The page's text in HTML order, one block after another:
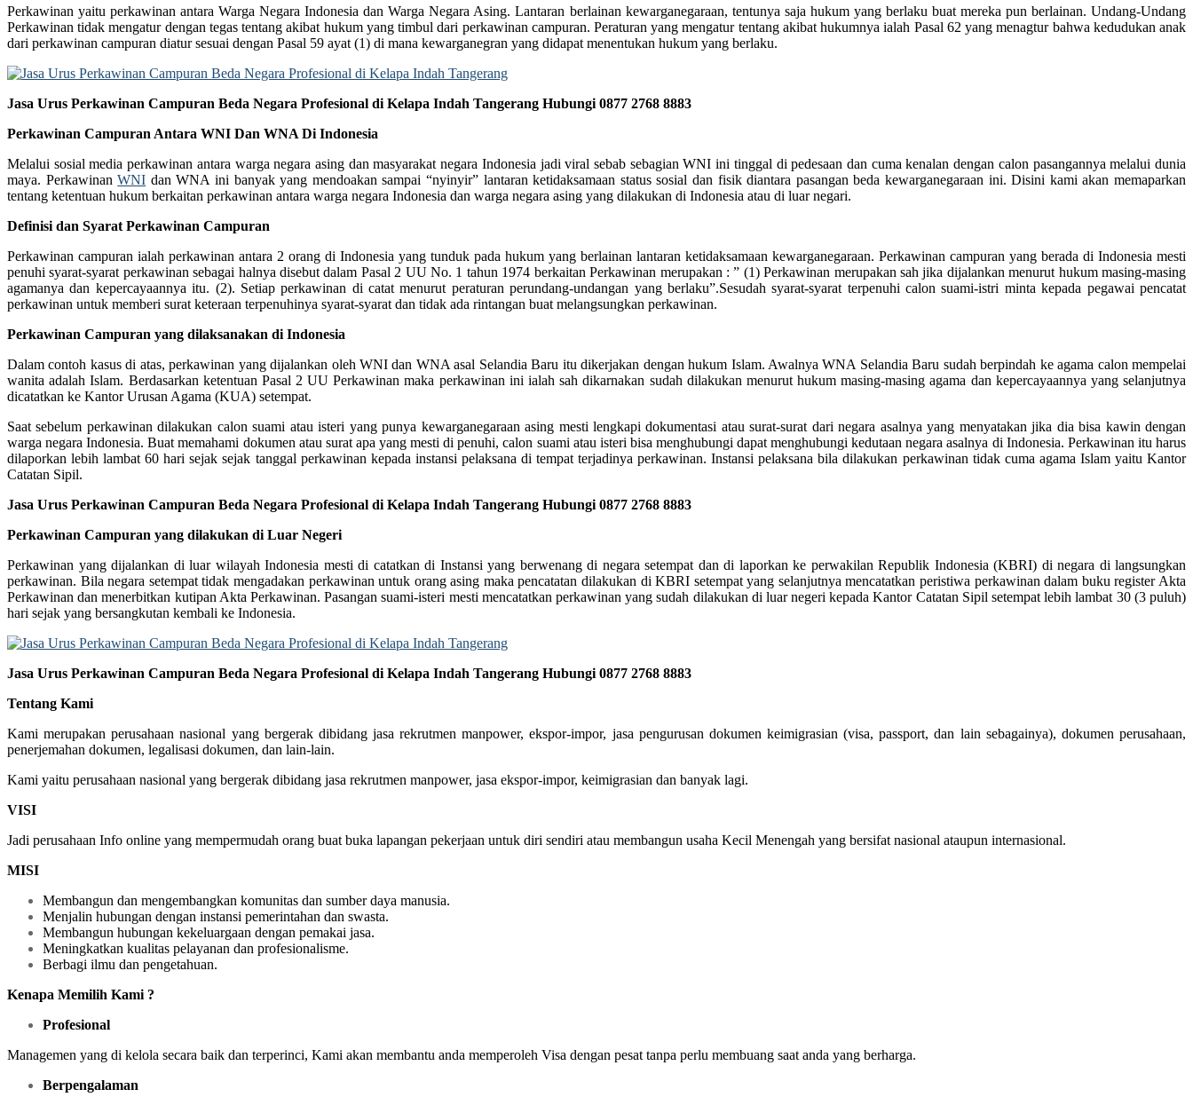
Perkawinan yaitu perkawinan antara Warga Negara Indonesia dan Warga Negara Asing. Lantaran berlainan kewarganegaraan, tentunya saja hukum yang berlaku buat mereka pun berlainan. Undang-Undang
Perkawinan tidak mengatur dengan tegas tentang akibat hukum yang timbul dari perkawinan campuran. Peraturan yang mengatur tentang akibat hukumnya ialah Pasal 62 yang menagtur bahwa kedudukan anak
dari perkawinan campuran diatur sesuai dengan Pasal 59 ayat (1) di mana kewarganegran yang didapat menentukan hukum yang berlaku.
Jasa Urus Perkawinan Campuran Beda Negara Profesional di Kelapa Indah Tangerang Hubungi 0877 2768 8883
Perkawinan Campuran Antara WNI Dan WNA Di Indonesia
Melalui sosial media perkawinan antara warga negara asing dan masyarakat negara Indonesia jadi viral sebab sebagian WNI ini tinggal di pedesaan dan cuma kenalan dengan calon pasangannya melalui dunia
maya. PerkawinanWNI dan WNA ini banyak yang mendoakan sampai “nyinyir” lantaran ketidaksamaan status sosial dan fisik diantara pasangan beda kewarganegaraan ini. Disini kami akan memaparkan
tentang ketentuan hukum berkaitan perkawinan antara warga negara Indonesia dan warga negara asing yang dilakukan di Indonesia atau di luar negari.
Definisi dan Syarat Perkawinan Campuran
Perkawinan campuran ialah perkawinan antara 2 orang di Indonesia yang tunduk pada hukum yang berlainan lantaran ketidaksamaan kewarganegaraan. Perkawinan campuran yang berada di Indonesia mesti
penuhi syarat-syarat perkawinan sebagai halnya disebut dalam Pasal 2 UU No. 1 tahun 1974 berkaitan Perkawinan merupakan : ” (1) Perkawinan merupakan sah jika dijalankan menurut hukum masing-masing
agamanya dan kepercayaannya itu. (2). Setiap perkawinan di catat menurut peraturan perundang-undangan yang berlaku”.Sesudah syarat-syarat terpenuhi calon suami-istri minta kepada pegawai pencatat
perkawinan untuk memberi surat keteraan terpenuhinya syarat-syarat dan tidak ada rintangan buat melangsungkan perkawinan.
Perkawinan Campuran yang dilaksanakan di Indonesia
Dalam contoh kasus di atas, perkawinan yang dijalankan oleh WNI dan WNA asal Selandia Baru itu dikerjakan dengan hukum Islam. Awalnya WNA Selandia Baru sudah berpindah ke agama calon mempelai
wanita adalah Islam. Berdasarkan ketentuan Pasal 2 UU Perkawinan maka perkawinan ini ialah sah dikarnakan sudah dilakukan menurut hukum masing-masing agama dan kepercayaannya yang selanjutnya
dicatatkan ke Kantor Urusan Agama (KUA) setempat.
Saat sebelum perkawinan dilakukan calon suami atau isteri yang punya kewarganegaraan asing mesti lengkapi dokumentasi atau surat-surat dari negara asalnya yang menyatakan jika dia bisa kawin dengan
warga negara Indonesia. Buat memahami dokumen atau surat apa yang mesti di penuhi, calon suami atau isteri bisa menghubungi dapat menghubungi kedutaan negara asalnya di Indonesia. Perkawinan itu harus
dilaporkan lebih lambat 60 hari sejak sejak tanggal perkawinan kepada instansi pelaksana di tempat terjadinya perkawinan. Instansi pelaksana bila dilakukan perkawinan tidak cuma agama Islam yaitu Kantor
Catatan Sipil.
Jasa Urus Perkawinan Campuran Beda Negara Profesional di Kelapa Indah Tangerang Hubungi 0877 2768 8883
Perkawinan Campuran yang dilakukan di Luar Negeri
Perkawinan yang dijalankan di luar wilayah Indonesia mesti di catatkan di Instansi yang berwenang di negara setempat dan di laporkan ke perwakilan Republik Indonesia (KBRI) di negara di langsungkan
perkawinan. Bila negara setempat tidak mengadakan perkawinan untuk orang asing maka pencatatan dilakukan di KBRI setempat yang selanjutnya mencatatkan peristiwa perkawinan dalam buku register Akta
Perkawinan dan menerbitkan kutipan Akta Perkawinan. Pasangan suami-isteri mesti mencatatkan perkawinan yang sudah dilakukan di luar negeri kepada Kantor Catatan Sipil setempat lebih lambat 30 (3 puluh)
hari sejak yang bersangkutan kembali ke Indonesia.
Jasa Urus Perkawinan Campuran Beda Negara Profesional di Kelapa Indah Tangerang Hubungi 0877 2768 8883
Tentang Kami
Kami merupakan perusahaan nasional yang bergerak dibidang jasa rekrutmen manpower, ekspor-impor, jasa pengurusan dokumen keimigrasian (visa, passport, dan lain sebagainya), dokumen perusahaan,
penerjemahan dokumen, legalisasi dokumen, dan lain-lain.
Kami yaitu perusahaan nasional yang bergerak dibidang jasa rekrutmen manpower, jasa ekspor-impor, keimigrasian dan banyak lagi.
VISI
Jadi perusahaan Info online yang mempermudah orang buat buka lapangan pekerjaan untuk diri sendiri atau membangun usaha Kecil Menengah yang bersifat nasional ataupun internasional.
MISI
Membangun dan mengembangkan komunitas dan sumber daya manusia.
Menjalin hubungan dengan instansi pemerintahan dan swasta.
Membangun hubungan kekeluargaan dengan pemakai jasa.
Meningkatkan kualitas pelayanan dan profesionalisme.
Berbagi ilmu dan pengetahuan.
Kenapa Memilih Kami ?
Profesional
Managemen yang di kelola secara baik dan terperinci, Kami akan membantu anda memperoleh Visa dengan pesat tanpa perlu membuang saat anda yang berharga.
Berpengalaman